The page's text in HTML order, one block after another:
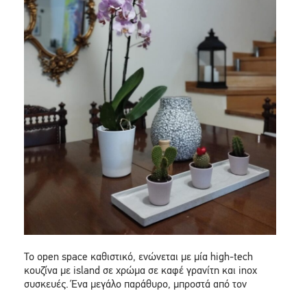
Το open space καθιστικό, ενώνεται με μία high-tech
κουζίνα με island σε χρώμα σε καφέ γρανίτη και inox
συσκευές. Ένα μεγάλο παράθυρο, μπροστά από τον